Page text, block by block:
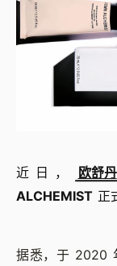
近日， 欧舒丹
ALCHEMIST 正
据悉，于 2020